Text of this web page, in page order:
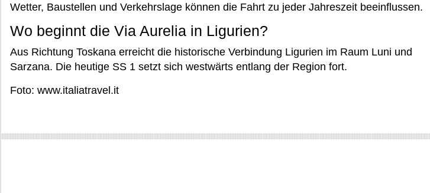
Wetter, Baustellen und Verkehrslage können die Fahrt zu jeder Jahreszeit beeinflussen.
Wo beginnt die Via Aurelia in Ligurien?
Aus Richtung Toskana erreicht die historische Verbindung Ligurien im Raum Luni und
Sarzana. Die heutige SS 1 setzt sich westwärts entlang der Region fort.
Foto: www.italiatravel.it